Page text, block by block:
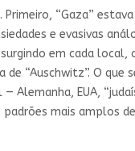
“Gaza”
e evasivas
em cada local,
“Auschwitz”. O que
Alemanha, EUA,
mais amplos